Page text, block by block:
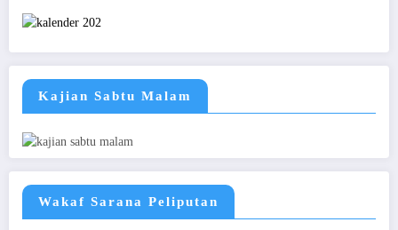
Kajian Sabtu Malam
Wakaf Sarana Peliputan